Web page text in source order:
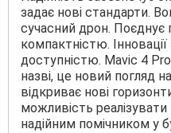
задає нові стандарти.
сучасний дрон. Поєднує
компактністю.
доступністю. Mavic 4
назві, це новий погляд на
відкриває нові
можливість реалізувати
надійним помічником у